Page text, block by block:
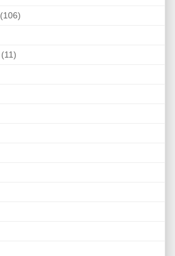
(106)
(11)